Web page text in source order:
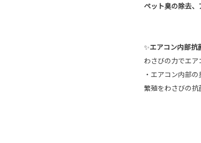
ペット臭の除去
✨エアコン内部抗
わさびの力でエア
・エアコン内部
繁殖をわさびの抗